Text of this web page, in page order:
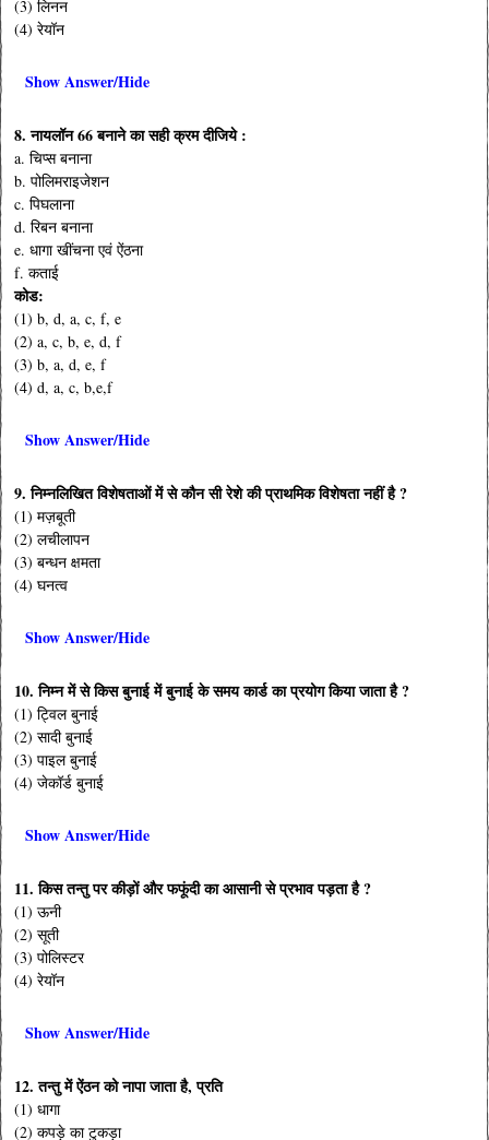
(3) लिनन
(4) रेयॉन
Show Answer/Hide
8. नायलॉन 66 बनाने का सही क्रम दीजिये :
a. चिप्स बनाना
b. पोलिमराइजेशन
c. पिघलाना
d. रिबन बनाना
e. धागा खींचना एवं ऐंठना
f. कताई
कोड:
(1) b, d, a, c, f, e
(2) a, c, b, e, d, f
(3) b, a, d, e, f
(4) d, a, c, b,e,f
Show Answer/Hide
9. निम्नलिखित विशेषताओं में से कौन सी रेशे की प्राथमिक विशेषता नहीं है ?
(1) मज़बूती
(2) लचीलापन
(3) बन्धन क्षमता
(4) घनत्व
Show Answer/Hide
10. निम्न में से किस बुनाई में बुनाई के समय कार्ड का प्रयोग किया जाता है ?
(1) ट्विल बुनाई
(2) सादी बुनाई
(3) पाइल बुनाई
(4) जेकॉर्ड बुनाई
Show Answer/Hide
11. किस तन्तु पर कीड़ों और फफूंदी का आसानी से प्रभाव पड़ता है ?
(1) ऊनी
(2) सूती
(3) पोलिस्टर
(4) रेयॉन
Show Answer/Hide
12. तन्तु में ऐंठन को नापा जाता है, प्रति
(1) धागा
(2) कपड़े का टुकड़ा